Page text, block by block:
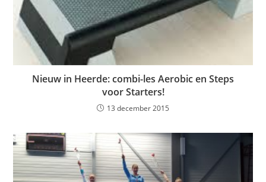
Nieuw in Heerde: combi-les Aerobic en Steps
voor Starters!
13 december 2015